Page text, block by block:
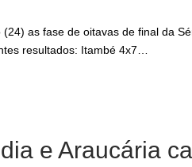
as fase de oitavas de final da
resultados: Itambé 4x7…
e Araucária